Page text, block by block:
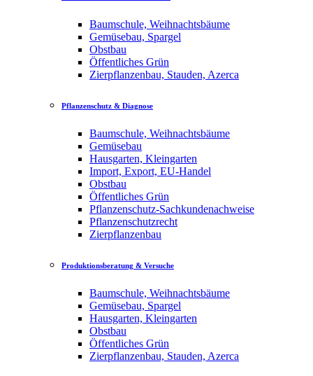
Baumschule, Weihnachtsbäume
Gemüsebau, Spargel
Obstbau
Öffentliches Grün
Zierpflanzenbau, Stauden, Azerca
Pflanzenschutz & Diagnose
Baumschule, Weihnachtsbäume
Gemüsebau
Hausgarten, Kleingarten
Import, Export, EU-Handel
Obstbau
Öffentliches Grün
Pflanzenschutz-Sachkundenachweise
Pflanzenschutzrecht
Zierpflanzenbau
Produktionsberatung & Versuche
Baumschule, Weihnachtsbäume
Gemüsebau, Spargel
Hausgarten, Kleingarten
Obstbau
Öffentliches Grün
Zierpflanzenbau, Stauden, Azerca